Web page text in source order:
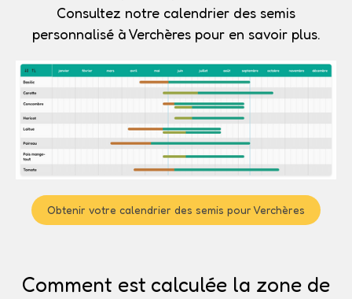
Consultez notre calendrier des semis
personnalisé à Verchères pour en savoir plus.
Obtenir votre calendrier des semis pour Verchères
Comment est calculée la zone de